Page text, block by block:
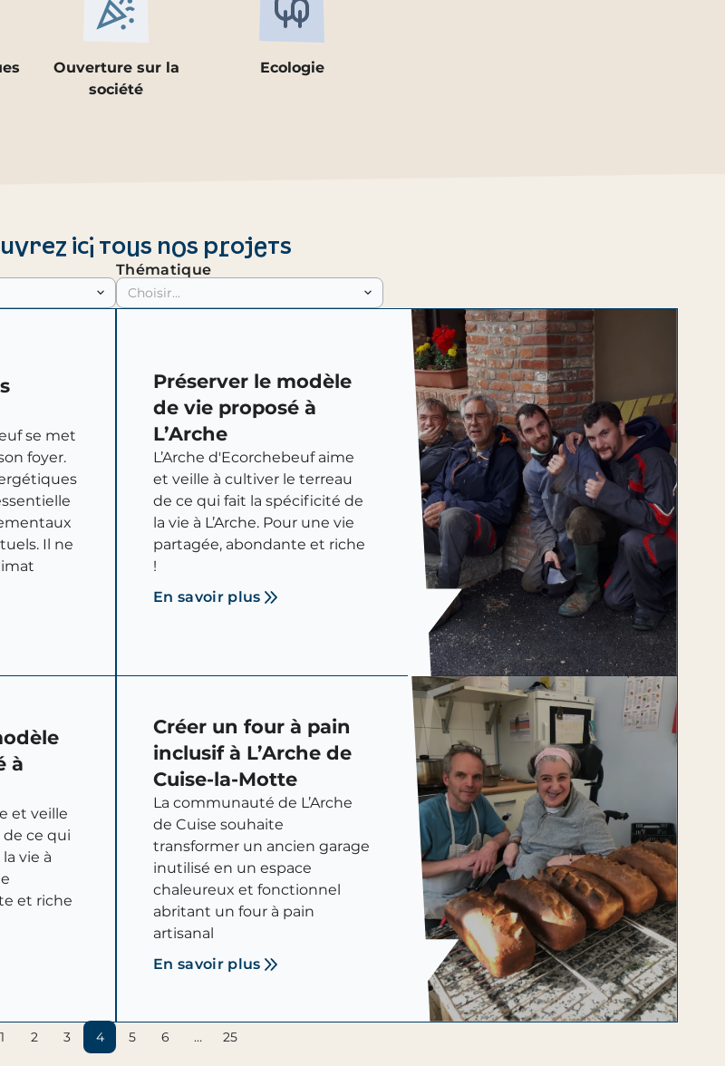
Ouverture sur la
société
Ecologie
ici tous nos projets
Thématique
Choisir...
se met
foyer.
Il ne
Préserver le modèle
de vie proposé à
L’Arche
L’Arche d'Ecorchebeuf aime
et veille à cultiver le terreau
de ce qui fait la spécificité de
la vie à L’Arche. Pour une vie
partagée, abondante et riche
!
En savoir plus
à
et veille
ce qui
vie à
et riche
Créer un four à pain
inclusif à L’Arche de
Cuise-la-Motte
La communauté de L’Arche
de Cuise souhaite
transformer un ancien garage
inutilisé en un espace
chaleureux et fonctionnel
abritant un four à pain
artisanal
En savoir plus
1 2 3 4 5 6 … 25